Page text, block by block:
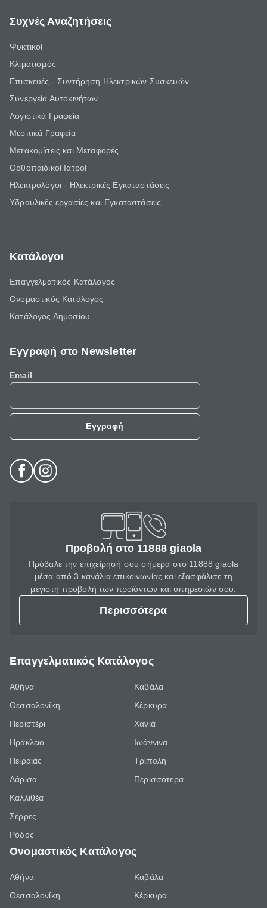
Συχνές Αναζητήσεις
Ψυκτικοί
Κλιματισμός
Επισκευές - Συντήρηση Ηλεκτρικών Συσκευών
Συνεργεία Αυτοκινήτων
Λογιστικά Γραφεία
Μεσιτικά Γραφεία
Μετακομίσεις και Μεταφορές
Ορθοπαιδικοί Ιατροί
Ηλεκτρολόγοι - Ηλεκτρικές Εγκαταστάσεις
Υδραυλικές εργασίες και Εγκαταστάσεις
Κατάλογοι
Επαγγελματικός Κατάλογος
Ονομαστικός Κατάλογος
Κατάλογος Δημοσίου
Εγγραφή στο Newsletter
Email
Εγγραφή
Προβολή στο 11888 giaola
Πρόβαλε την επιχείρησή σου σήμερα στο 11888 giaola
μέσα από 3 κανάλια επικοινωνίας και εξασφάλισε τη
μέγιστη προβολή των προϊόντων και υπηρεσιών σου.
Περισσότερα
Επαγγελματικός Κατάλογος
Αθήνα
Θεσσαλονίκη
Περιστέρι
Ηράκλειο
Πειραιάς
Λάρισα
Καλλιθέα
Σέρρες
Ρόδος
Καβάλα
Κέρκυρα
Χανιά
Ιωάννινα
Τρίπολη
Περισσότερα
Ονομαστικός Κατάλογος
Αθήνα
Θεσσαλονίκη
Καβάλα
Κέρκυρα